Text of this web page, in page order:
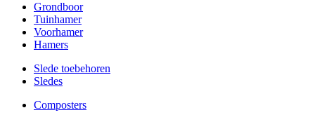
Grondboor
Tuinhamer
Voorhamer
Hamers
Slede toebehoren
Sledes
Composters